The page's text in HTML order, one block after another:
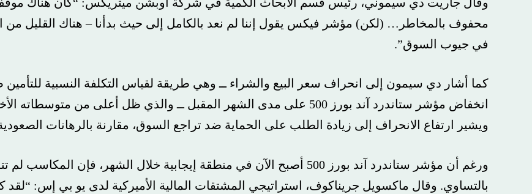
محفوف بالمخاطر… (لكن) مؤشر فيكس يقول إننا لم نعد بالكامل إلى حيث بدأنا – هناك القليل من القلق
في جيوب السوق”.
كما أشار دي سيمون إلى انحراف سعر البيع والشراء ــ وهي طريقة لقياس التكلفة النسبية للتأمين ضد
انخفاض مؤشر ستاندرد آند بورز 500 على مدى الشهر المقبل ــ والذي ظل أعلى من متوسطاته الأخيرة.
ويشير ارتفاع الانحراف إلى زيادة الطلب على الحماية ضد تراجع السوق، مقارنة بالرهانات الصعودية.
ورغم أن مؤشر ستاندرد آند بورز 500 أصبح الآن في منطقة إيجابية خلال الشهر، فإن المكاسب لم تتوزع
بالتساوي. وقال ماكسويل جريناكوف، استراتيجي المشتقات المالية الأميركية لدى يو بي إس: “لقد كان